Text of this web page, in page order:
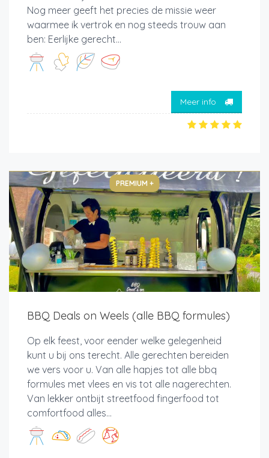
Nog meer geeft het precies de missie weer
waarmee ik vertrok en nog steeds trouw aan
ben: Eerlijke gerecht...
Meer info
PREMIUM +
BBQ Deals on Weels (alle BBQ formules)
Op elk feest, voor eender welke gelegenheid
kunt u bij ons terecht. Alle gerechten bereiden
we vers voor u. Van alle hapjes tot alle bbq
formules met vlees en vis tot alle nagerechten.
Van lekker ontbijt streetfood fingerfood tot
comfortfood alles...